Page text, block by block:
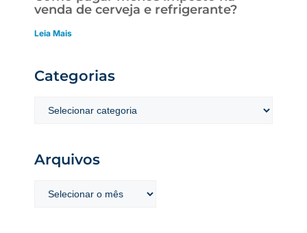
venda de cerveja e refrigerante?
Leia Mais
Categorias
Arquivos